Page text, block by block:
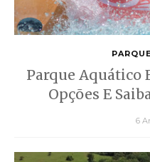
Parque Aquático
Opções E
6